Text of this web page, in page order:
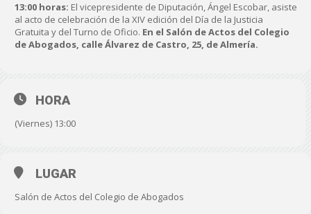
13:00 horas: El vicepresidente de Diputación, Ángel Escobar, asiste
al acto de celebración de la XIV edición del Día de la Justicia
Gratuita y del Turno de Oficio. En el Salón de Actos del Colegio
de Abogados, calle Álvarez de Castro, 25, de Almería.
HORA
(Viernes) 13:00
LUGAR
Salón de Actos del Colegio de Abogados